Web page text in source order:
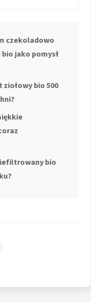
czekoladowo
jako pomysł
bio 500
bio